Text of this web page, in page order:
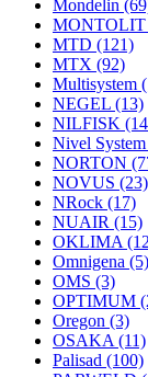
Mondelin
MONTOLIT
MTD (121)
MTX (92)
Multisystem
NEGEL (13)
NILFISK
Nivel System
NORTON
NOVUS (23)
NRock (17)
NUAIR (15)
OKLIMA
Omnigena (5)
OMS (3)
OPTIMUM
Oregon (3)
OSAKA (11)
Palisad (100)